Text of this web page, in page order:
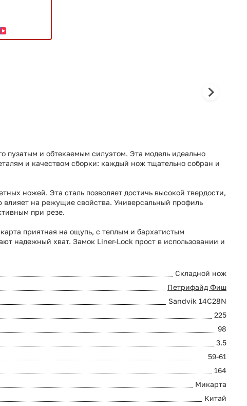
пузатым и обтекаемым силуэтом. Эта модель идеально
и качеством сборки: каждый нож тщательно собран и
ножей. Эта сталь позволяет достичь высокой твердости,
влияет на режущие свойства. Универсальный профиль
при резе.
приятная на ощупь, с теплым и бархатистым
надежный хват. Замок Liner-Lock прост в использовании и
Складной нож
Петрифайд Фиш
Sandvik 14C28N
225
98
3.5
59-61
164
Микарта
Китай